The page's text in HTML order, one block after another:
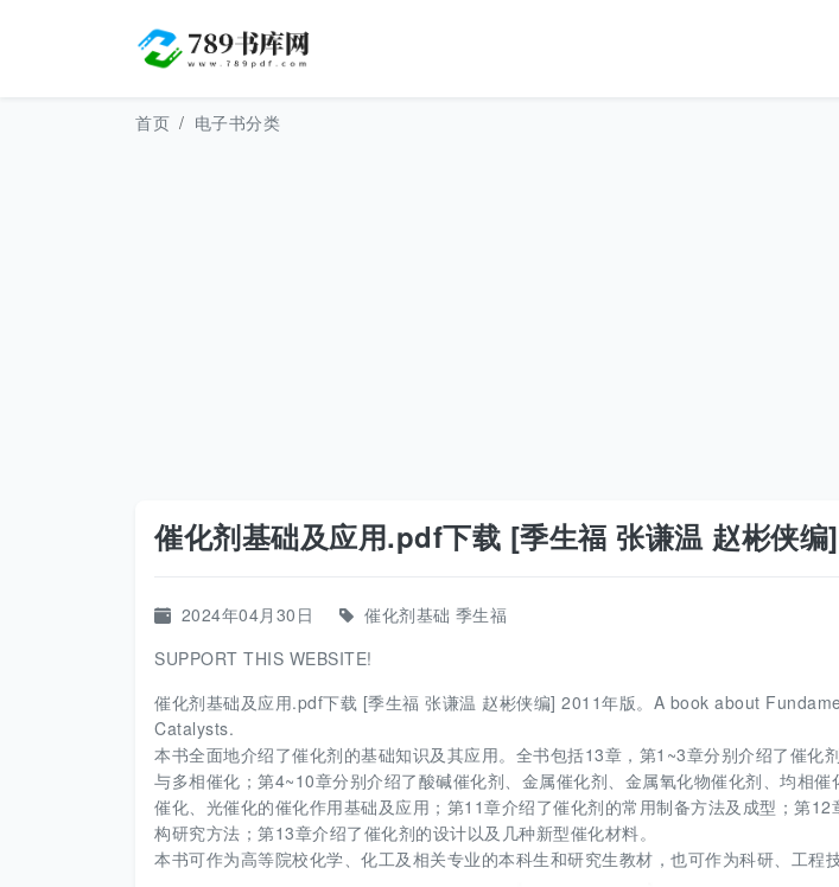
首页 电子书分类
催化剂基础及应用.pdf下载 [季生福 张谦温 赵彬侠编
2024年04月30日 催化剂基础 季生福
SUPPORT THIS WEBSITE!
催化剂基础及应用.pdf下载 [季生福 张谦温 赵彬侠编] 2011年版。A book about
Catalysts.
本书全面地介绍了催化剂的基础知识及其应用。全书包括13章，第1~3章分别介绍了催化
与多相催化；第4~10章分别介绍了酸碱催化剂、金属催化剂、金属氧化物催化剂、均相
催化、光催化的催化作用基础及应用；第11章介绍了催化剂的常用制备方法及成型；第
构研究方法；第13章介绍了催化剂的设计以及几种新型催化材料。
本书可作为高等院校化学、化工及相关专业的本科生和研究生教材，也可作为科研、工程